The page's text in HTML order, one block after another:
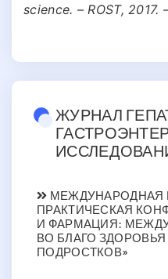
science. – ROST,
ЖУРНАЛ
МЕЖДУНАРОДНАЯ
ПРАКТИЧЕСКАЯ
И ФАРМАЦИЯ:
ВО БЛАГО ЗДОРОВЬЯ
ПОДРОСТКОВ»